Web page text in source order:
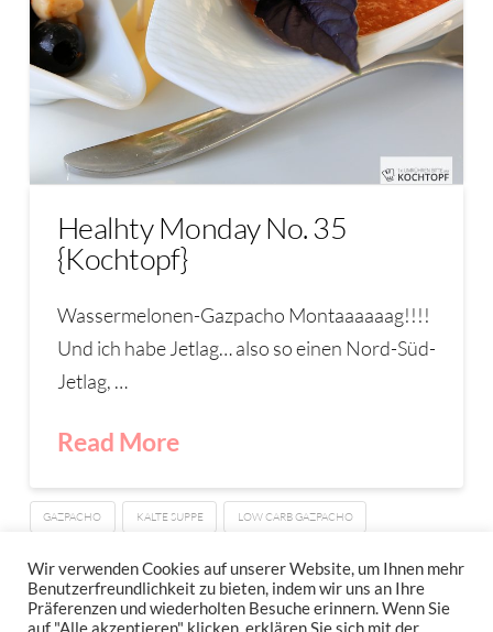
Healhty Monday No. 35
{Kochtopf}
Wassermelonen-Gazpacho Montaaaaaag!!!!
Und ich habe Jetlag… also so einen Nord-Süd-
Jetlag, …
Read More
GAZPACHO KALTE SUPPE LOW CARB GAZPACHO
Wir verwenden Cookies auf unserer Website, um Ihnen mehr
Benutzerfreundlichkeit zu bieten, indem wir uns an Ihre
Präferenzen und wiederholten Besuche erinnern. Wenn Sie
auf "Alle akzeptieren" klicken, erklären Sie sich mit der